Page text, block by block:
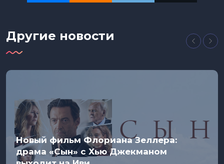
Другие новости
Новый фильм Флориана Зеллера:
драма «Сын» с Хью Джекманом